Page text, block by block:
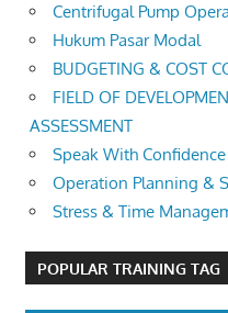
Centrifugal Pump
Hukum Pasar Modal
BUDGETING & COST
FIELD OF
ASSESSMENT
Speak With
Operation Planning &
Stress & Time
POPULAR TRAINING TAG